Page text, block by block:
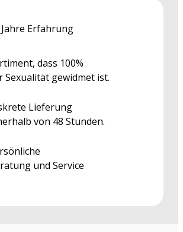
Jahre Erfahrung
dass 100%
Sexualität gewidmet ist.
Lieferung
von 48 Stunden.
und Service